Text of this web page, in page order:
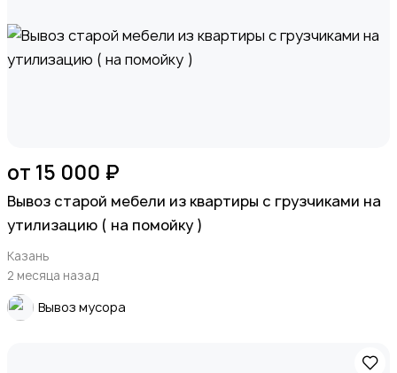
от 15 000 ₽
Вывоз старой мебели из квартиры с грузчиками на
утилизацию ( на помойку )
Казань
2 месяца назад
Вывоз мусора